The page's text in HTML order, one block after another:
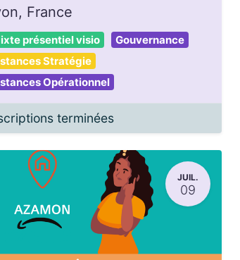
, France
présentiel visio
Gouvernance
Stratégie
Opérationnel
terminées
JUIL.
09